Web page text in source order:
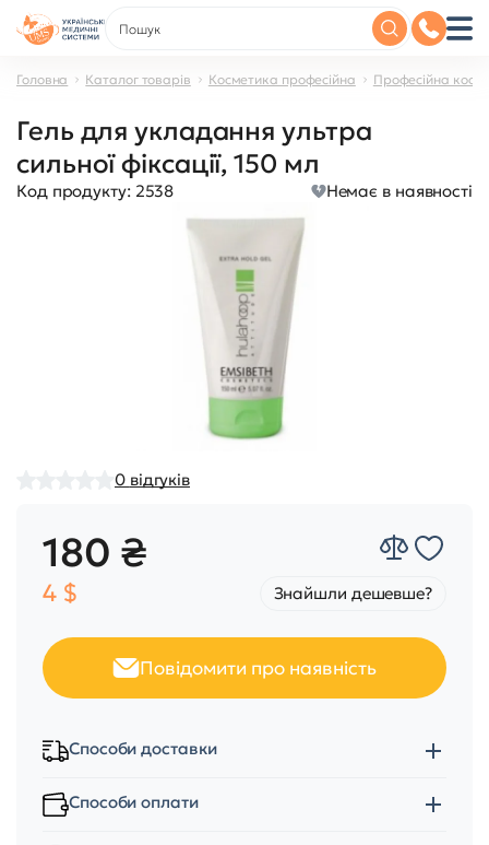
Головна Каталог товарів Косметика професійна Професійна
Гель для укладання ультра
сильної фіксації, 150 мл
Код продукту: 2538 Немає в наявності
0 відгуків
180 ₴
4 $ Знайшли дешевше?
Повідомити про наявність
Способи доставки
Способи оплати